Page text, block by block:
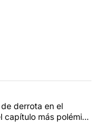
comentarios en los
de Tierras: ante el
derrota en el
capítulo más polémico